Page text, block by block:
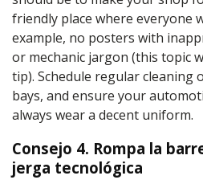
friendly place where everyone
example, no posters with
or mechanic jargon (this topic
tip). Schedule regular cleaning
bays, and ensure your
always wear a decent uniform.
Consejo 4. Rompa la
jerga tecnológica